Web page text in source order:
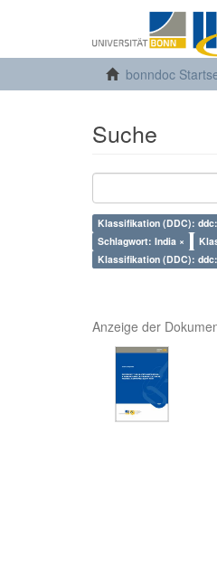
bonndoc
Suche
Klassifikation (DDC):
Schlagwort: India ×
Klassifikation (DDC):
Anzeige der